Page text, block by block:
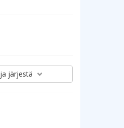
ja järjestä